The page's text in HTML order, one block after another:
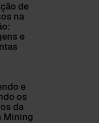
de
na
e
e
os
da
Mining